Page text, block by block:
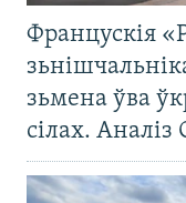
Францускія
зьмена ўва
сілах. Аналіз